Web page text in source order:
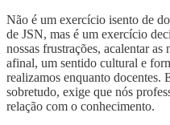
Não é um exercício isento de
de JSN, mas é um exercício
nossas frustrações, acalentar as
afinal, um sentido cultural e
realizamos enquanto docentes.
sobretudo, exige que nós
relação com o conhecimento.